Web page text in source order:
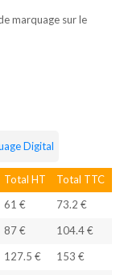
marquage sur le
Digital
Total HT
Total TTC
61 €
73.2 €
87 €
104.4 €
127.5 €
153 €